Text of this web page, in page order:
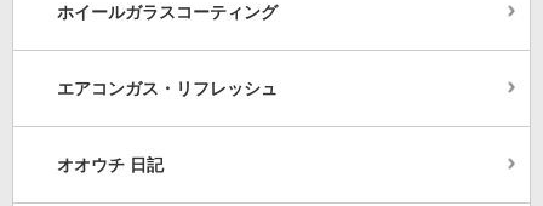
ホイールガラスコーティング
エアコンガス・リフレッシュ
オオウチ 日記